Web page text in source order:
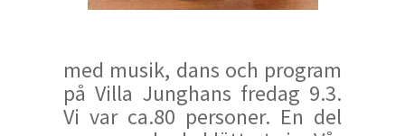
med musik, dans och program
på Villa Junghans fredag 9.3.
Vi var ca.80 personer. En del